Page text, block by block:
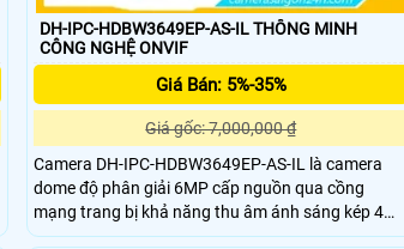
DH-IPC-HDBW3649EP-AS-IL THÔNG MINH
CÔNG NGHỆ ONVIF
Giá Bán: 5%-35%
Giá gốc: 7,000,000 ₫
Camera DH-IPC-HDBW3649EP-AS-IL là camera
dome độ phân giải 6MP cấp nguồn qua cồng
mạng trang bị khả năng thu âm ánh sáng kép 4
chế độ giám sát ban đêm thông minh và chống